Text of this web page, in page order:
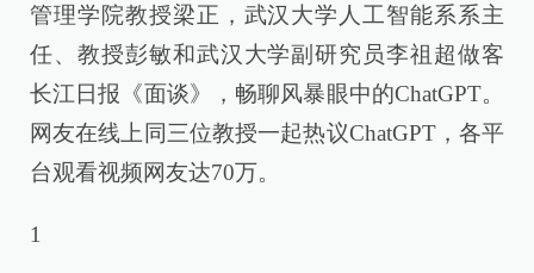
管理学院教授梁正，武汉大学人工智能系系主
任、教授彭敏和武汉大学副研究员李祖超做客
长江日报《面谈》，畅聊风暴眼中的ChatGPT。
网友在线上同三位教授一起热议ChatGPT，各平
台观看视频网友达70万。
1